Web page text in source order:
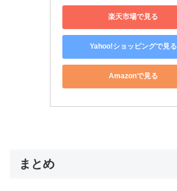
楽天市場で見る
Yahoo!ショッピングで見る
Amazonで見る
まとめ